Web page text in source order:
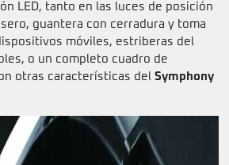
LED, tanto en las luces de posición
guantera con cerradura y toma
móviles, estriberas del
o un completo cuadro de
otras características del Symphony